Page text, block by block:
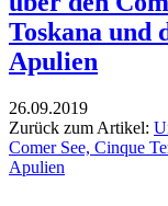
Toskana und
Apulien
26.09.2019
Zurück zum Artikel:
Comer See, Cinque
Apulien